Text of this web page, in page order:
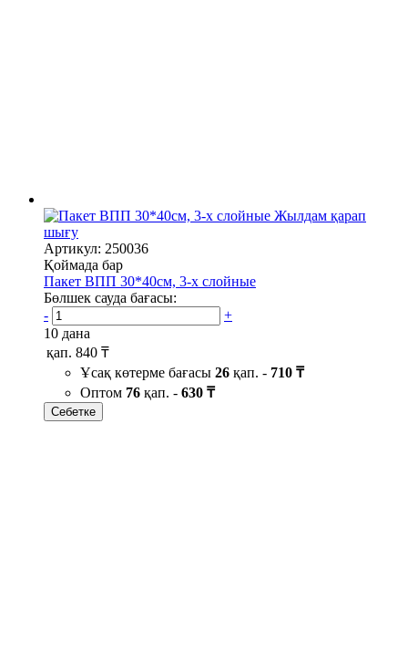
Жылдам қарап
шығу
Артикул: 250036
Қоймада бар
Пакет ВПП 30*40см, 3-х слойные
Бөлшек сауда бағасы:
-
+
10 дана
қап. 840 ₸
Ұсақ көтерме бағасы 26 қап. - 710 ₸
Оптом 76 қап. - 630 ₸
Себетке